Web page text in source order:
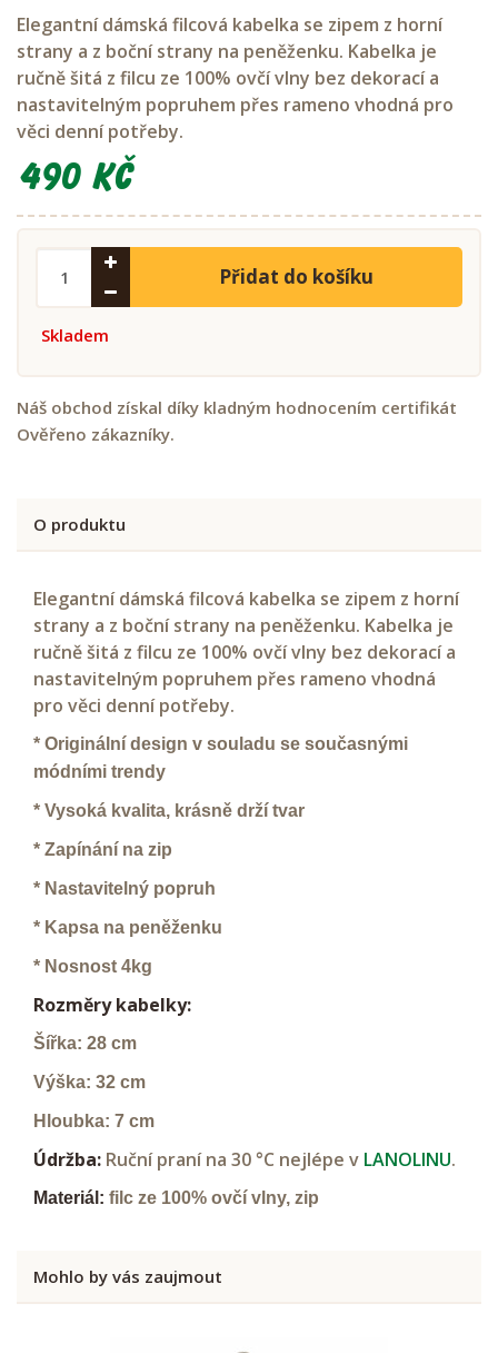
Elegantní dámská filcová kabelka se zipem z horní
strany a z boční strany na peněženku. Kabelka je
ručně šitá z filcu ze 100% ovčí vlny bez dekorací a
nastavitelným popruhem přes rameno vhodná pro
věci denní potřeby.
490 Kč
Přidat do košíku
Skladem
Náš obchod získal díky kladným hodnocením certifikát
Ověřeno zákazníky.
O produktu
Elegantní dámská filcová kabelka se zipem z horní
strany a z boční strany na peněženku. Kabelka je
ručně šitá z filcu ze 100% ovčí vlny bez dekorací a
nastavitelným popruhem přes rameno vhodná
pro věci denní potřeby.
* Originální design v souladu se současnými
módními trendy
* Vysoká kvalita, krásně drží tvar
* Zapínání na zip
* Nastavitelný popruh
* Kapsa na peněženku
* Nosnost 4kg
Rozměry kabelky:
Šířka: 28 cm
Výška: 32 cm
Hloubka: 7 cm
Údržba: Ruční praní na 30 °C nejlépe v LANOLINU.
Materiál: filc ze 100% ovčí vlny, zip
Mohlo by vás zaujmout